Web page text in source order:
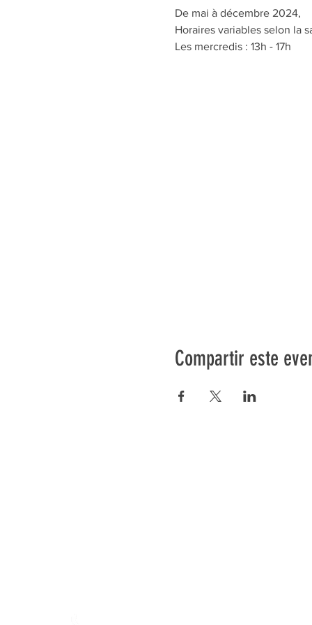
De mai à décembre 2024,
Horaires variables selon la
Les mercredis : 13h - 17h
Compartir este